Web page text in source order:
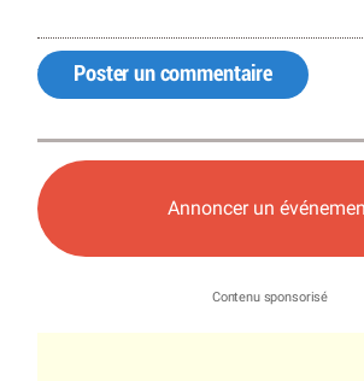
Poster un commentaire
Annoncer un